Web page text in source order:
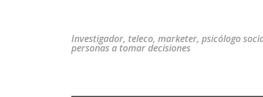
Investigador, teleco, marketer, psicólogo
personas a tomar decisiones